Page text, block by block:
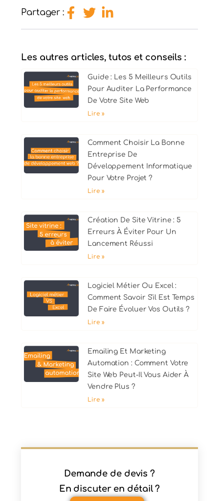
Partager :
Les autres articles, tutos et conseils :
Guide : Les 5 Meilleurs Outils
Pour Auditer La Performance
De Votre Site Web
Lire »
Comment Choisir La Bonne
Entreprise De
Développement Informatique
Pour Votre Projet ?
Lire »
Création De Site Vitrine : 5
Erreurs À Éviter Pour Un
Lancement Réussi
Lire »
Logiciel Métier Ou Excel :
Comment Savoir S’il Est Temps
De Faire Évoluer Vos Outils ?
Lire »
Emailing Et Marketing
Automation : Comment Votre
Site Web Peut-Il Vous Aider À
Vendre Plus ?
Lire »
Demande de devis ?
En discuter en détail ?